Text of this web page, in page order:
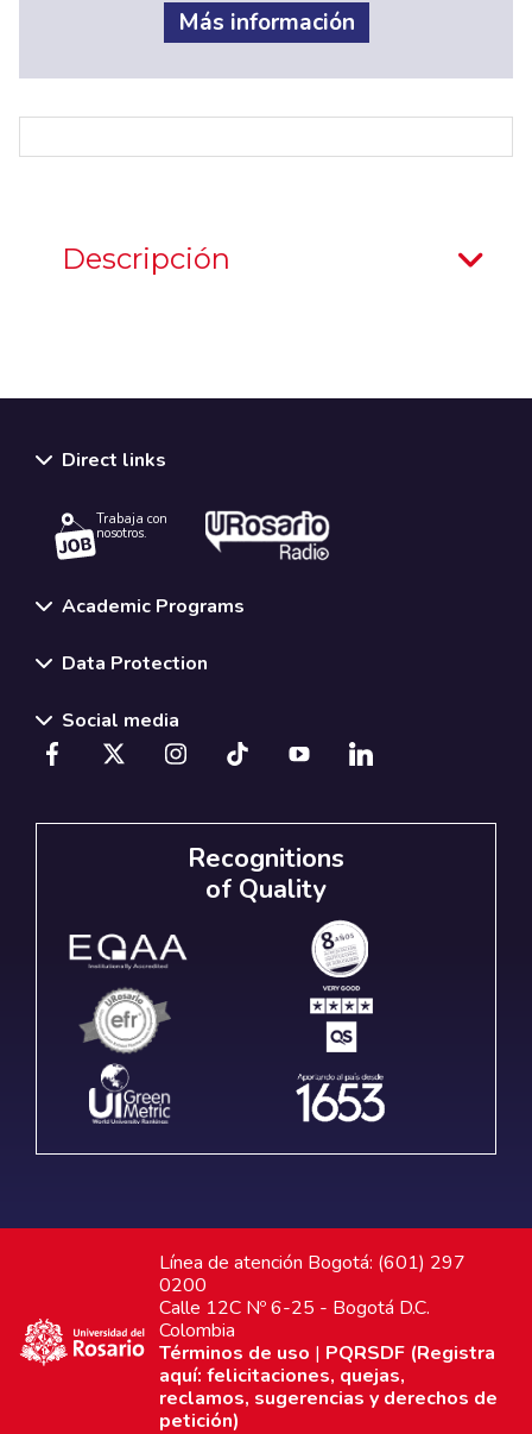
Más información
Descripción
Direct links
Trabaja con
nosotros.
Academic Programs
Data Protection
Social media
Recognitions
of Quality
Línea de atención Bogotá: (601) 297
0200
Calle 12C Nº 6-25 - Bogotá D.C.
Colombia
Términos de uso | PQRSDF (Registra
aquí: felicitaciones, quejas,
reclamos, sugerencias y derechos de
petición)